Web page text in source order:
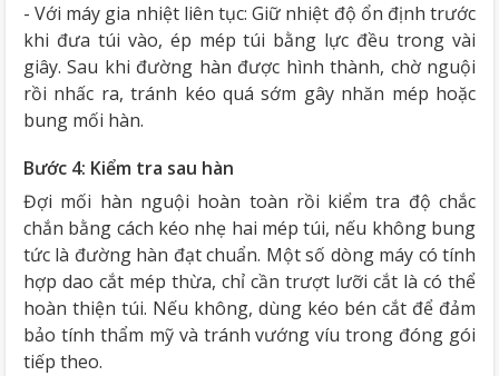
- Với máy gia nhiệt liên tục: Giữ nhiệt độ ổn định trước
khi đưa túi vào, ép mép túi bằng lực đều trong vài
giây. Sau khi đường hàn được hình thành, chờ nguội
rồi nhấc ra, tránh kéo quá sớm gây nhăn mép hoặc
bung mối hàn.
Bước 4: Kiểm tra sau hàn
Đợi mối hàn nguội hoàn toàn rồi kiểm tra độ chắc
chắn bằng cách kéo nhẹ hai mép túi, nếu không bung
tức là đường hàn đạt chuẩn. Một số dòng máy có tính
hợp dao cắt mép thừa, chỉ cần trượt lưỡi cắt là có thể
hoàn thiện túi. Nếu không, dùng kéo bén cắt để đảm
bảo tính thẩm mỹ và tránh vướng víu trong đóng gói
tiếp theo.